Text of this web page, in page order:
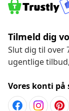
Tilmeld dig
Slut dig til over
ugentlige
Vores konti på